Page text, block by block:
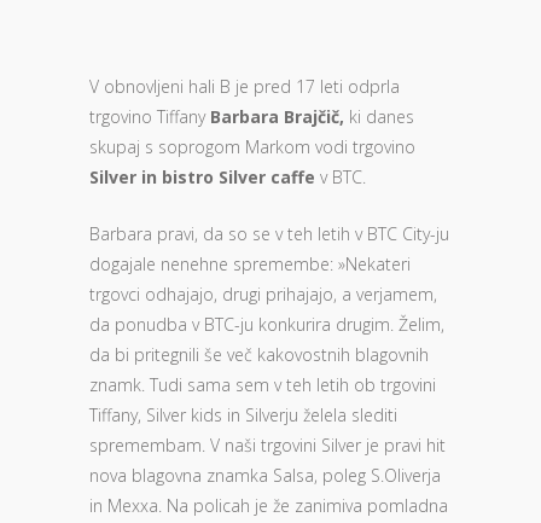
V obnovljeni hali B je pred 17 leti odprla
trgovino TiffanyBarbara Brajčič, ki danes
skupaj s soprogom Markom vodi trgovino
Silver in bistro Silver caffe v BTC.
Barbara pravi, da so se v teh letih v BTC City-ju
dogajale nenehne spremembe: »Nekateri
trgovci odhajajo, drugi prihajajo, a verjamem,
da ponudba v BTC-ju konkurira drugim. Želim,
da bi pritegnili še več kakovostnih blagovnih
znamk. Tudi sama sem v teh letih ob trgovini
Tiffany, Silver kids in Silverju želela slediti
spremembam. V naši trgovini Silver je pravi hit
nova blagovna znamka Salsa, poleg S.Oliverja
in Mexxa. Na policah je že zanimiva pomladna